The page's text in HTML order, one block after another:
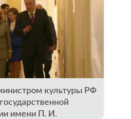
культуры РФ
имени П. И.